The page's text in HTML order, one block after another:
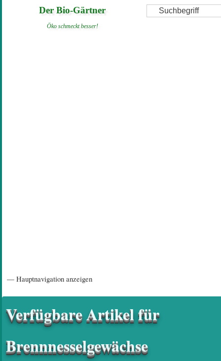
Suche
Der Bio-Gärtner
Öko schmeckt besser!
— Hauptnavigation anzeigen
Verfügbare Artikel für
Brennnesselgewächse